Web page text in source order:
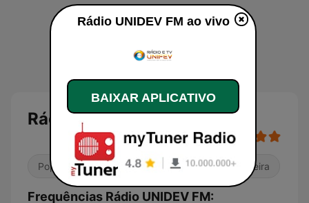
Rádio UNIDEV FM
Pop / Top 40 Universitária Música Brasileira
Frequências Rádio UNIDEV FM:
Rádio UNIDEV FM ao vivo
BAIXAR APLICATIVO